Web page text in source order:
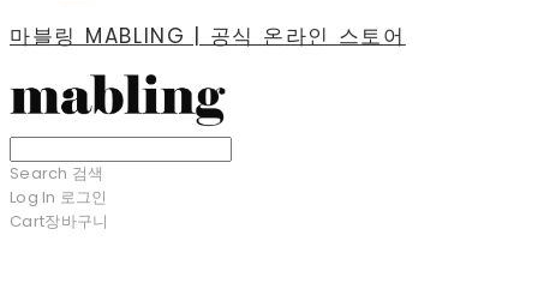
마블링 MABLING | 공식 온라인 스토어
Search 검색
Log In 로그인
Cart장바구니